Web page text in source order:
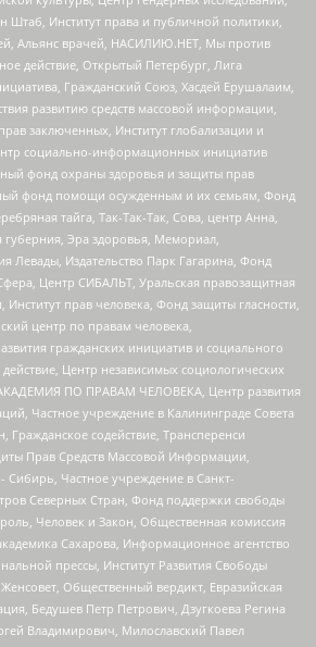
Штаб, Институт права и публичной политики,
Альянс врачей, НАСИЛИЮ.НЕТ, Мы против
действие, Открытый Петербург, Лига
Гражданский Союз, Хасдей Ерушалаим,
развитию средств массовой информации,
заключенных, Институт глобализации и
социально-информационных инициатив
фонд охраны здоровья и защиты прав
фонд помощи осужденным и их семьям, Фонд
тайга, Так-Так-Так, Сова, центр Анна,
губерния, Эра здоровья, Мемориал,
Левады, Издательство Парк Гагарина, Фонд
Центр СИБАЛЬТ, Уральская правозащитная
прав человека, Фонд защиты гласности,
центр по правам человека,
гражданских инициатив и социального
Центр независимых социологических
АКАДЕМИЯ ПО ПРАВАМ ЧЕЛОВЕКА, Центр развития
Частное учреждение в Калининграде Совета
Гражданское содействие, Трансперенси
Прав Средств Массовой Информации,
- Сибирь, Частное учреждение в Санкт-
Северных Стран, Фонд поддержки свободы
Человек и Закон, Общественная комиссия
Сахарова, Информационное агентство
прессы, Институт Развития Свободы
Общественный вердикт, Евразийская
Бедушев Петр Петрович, Дзугкоева Регина
Владимирович, Милославский Павел